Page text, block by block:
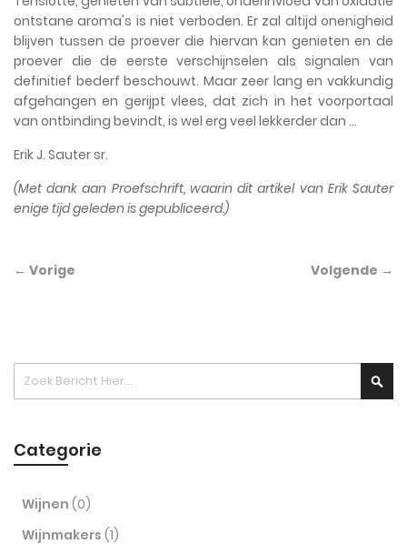
ontstane aroma's is niet verboden. Er zal altijd onenigheid
blijven tussen de proever die hiervan kan genieten en de
proever die de eerste verschijnselen als signalen van
definitief bederf beschouwt. Maar zeer lang en vakkundig
afgehangen en gerijpt vlees, dat zich in het voorportaal
van ontbinding bevindt, is wel erg veel lekkerder dan …
Erik J. Sauter sr.
(Met dank aan Proefschrift, waarin dit artikel van Erik Sauter
enige tijd geleden is gepubliceerd.)
← Vorige Volgende →
Categorie
Wijnen (0)
Wijnmakers (1)